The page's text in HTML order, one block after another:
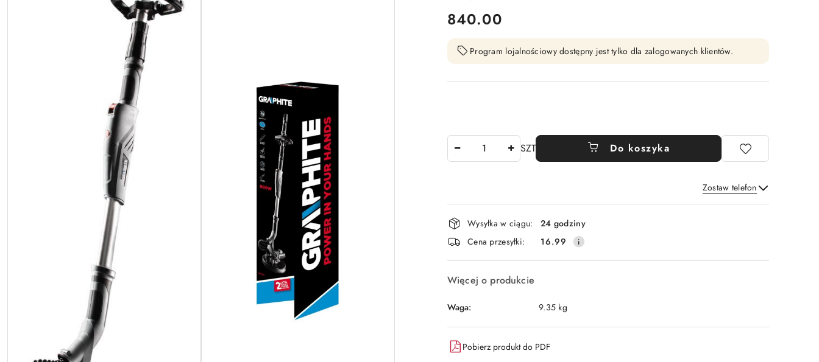
cena:
840.00
Program lojalnościowy dostępny jest tylko dla zalogowanych klientów.
SZT Do koszyka
Zostaw telefon
Wyślij
Dostępność
i
dostawa
Wysyłka w ciągu:
24 godziny
Cena przesyłki:
16.99
Więcej o produkcie
Waga: 9.35 kg
Pobierz produkt do PDF